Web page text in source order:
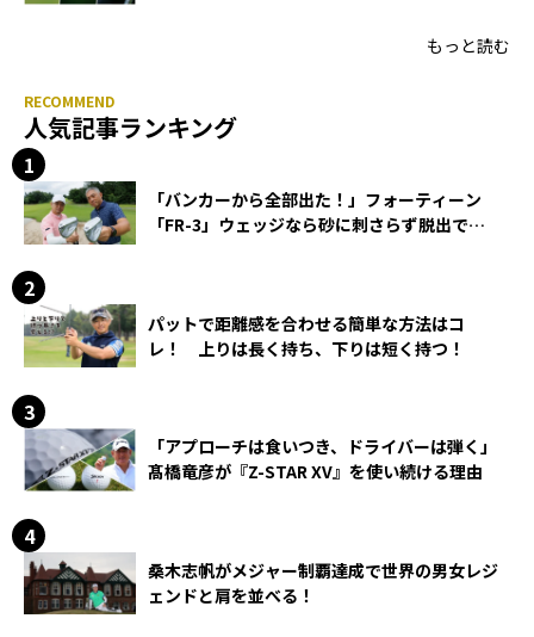
もっと読む
人気記事ランキング
「バンカーから全部出た！」フォーティーン
「FR-3」ウェッジなら砂に刺さらず脱出でき
パットで距離感を合わせる簡単な方法はコ
レ！ 上りは長く持ち、下りは短く持つ！
「アプローチは食いつき、ドライバーは弾く」
髙橋竜彦が『Z-STAR XV』を使い続ける理由
桑木志帆がメジャー制覇達成で世界の男女レジ
ェンドと肩を並べる！